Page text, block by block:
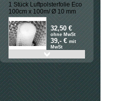
1 Stück Luftpolsterfolie Eco
100cm x 100m/ Ø 10 mm
32,50 €
ohne MwSt
39,- € mit
MwSt